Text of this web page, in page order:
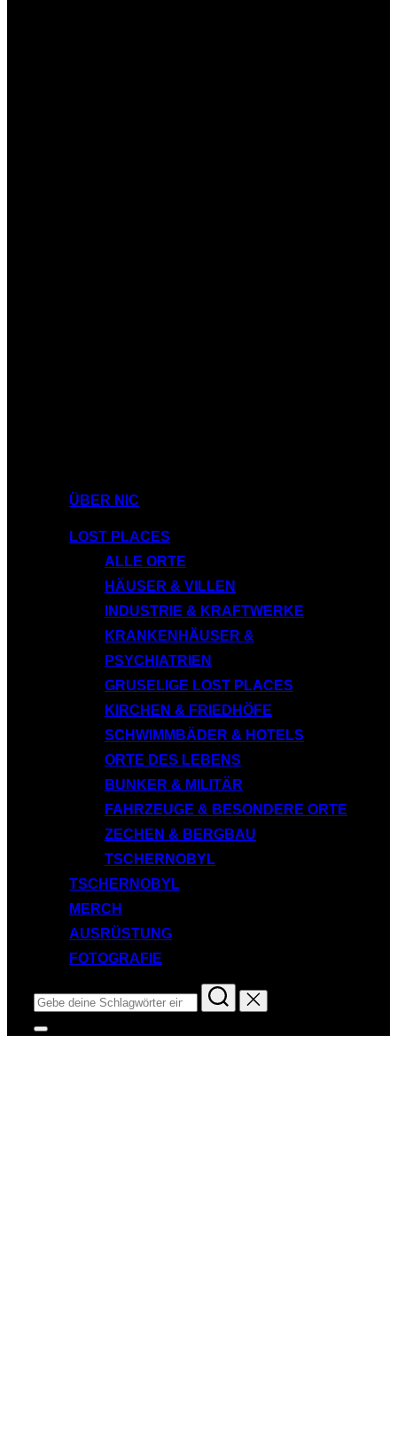
ÜBER NIC
LOST PLACES
ALLE ORTE
HÄUSER & VILLEN
INDUSTRIE & KRAFTWERKE
KRANKENHÄUSER &
PSYCHIATRIEN
GRUSELIGE LOST PLACES
KIRCHEN & FRIEDHÖFE
SCHWIMMBÄDER & HOTELS
ORTE DES LEBENS
BUNKER & MILITÄR
FAHRZEUGE & BESONDERE ORTE
ZECHEN & BERGBAU
TSCHERNOBYL
TSCHERNOBYL
MERCH
AUSRÜSTUNG
FOTOGRAFIE
Suchen
nach:
Seitenleiste